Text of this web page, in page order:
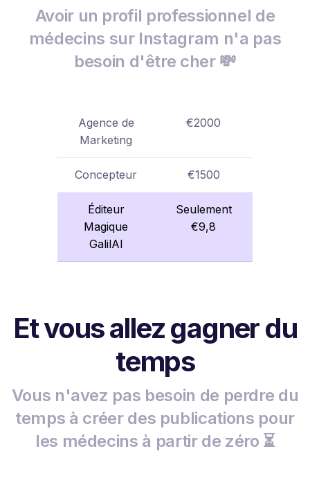
Avoir un profil professionnel de
médecins sur Instagram n'a pas
besoin d'être cher 💸
Agence de
Marketing
€2000
Concepteur €1500
Éditeur
Magique
GalilAI
Seulement
€9,8
Et vous allez gagner du
temps
Vous n'avez pas besoin de perdre du
temps à créer des publications pour
les médecins à partir de zéro ⏳